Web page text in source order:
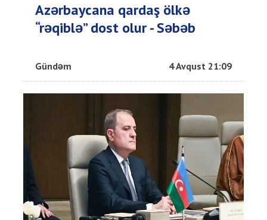
Azərbaycana qardaş ölkə
“rəqiblə” dost olur - Səbəb
Gündəm 4 Avqust 21:09